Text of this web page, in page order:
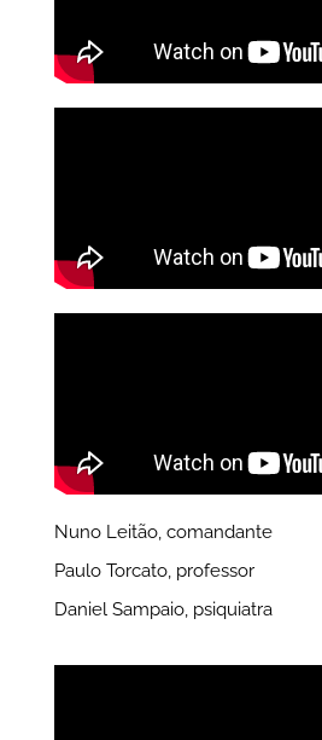
Nuno Leitão, comandante
Paulo Torcato, professor
Daniel Sampaio, psiquiatra